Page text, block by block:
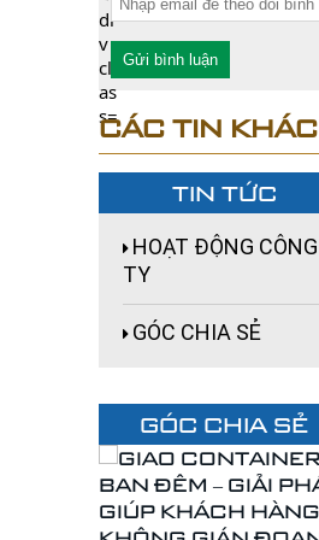
Gửi bình luận
CÁC TIN KHÁC
TIN TỨC
HOẠT ĐỘNG CÔNG
TY
GÓC CHIA SẺ
GÓC CHIA SẺ